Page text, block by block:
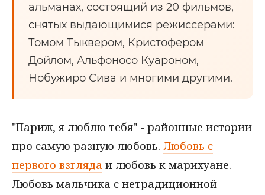
альманах, состоящий из 20 фильмов,
снятых выдающимися режиссерами:
Томом Тыквером, Кристофером
Дойлом, Альфоносо Куароном,
Нобужиро Сива и многими другими.
"Париж, я люблю тебя" - районные истории
про самую разную любовь. Любовь с
первого взгляда и любовь к марихуане.
Любовь мальчика с нетрадиционной